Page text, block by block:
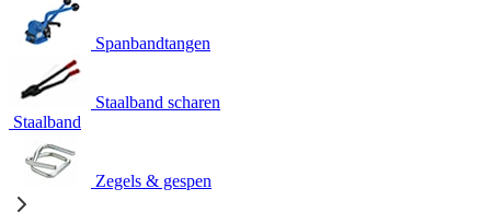
Spanbandtangen
Staalband scharen
Staalband
Zegels & gespen